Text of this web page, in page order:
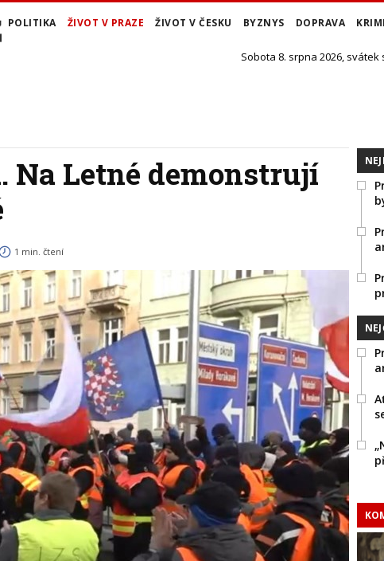
POLITIKA ŽIVOT V PRAZE ŽIVOT V ČESKU BYZNYS DOPRAVA KRIMI
Sobota 8. srpna 2026, svátek
Na Letné demonstrují
1 min. čtení